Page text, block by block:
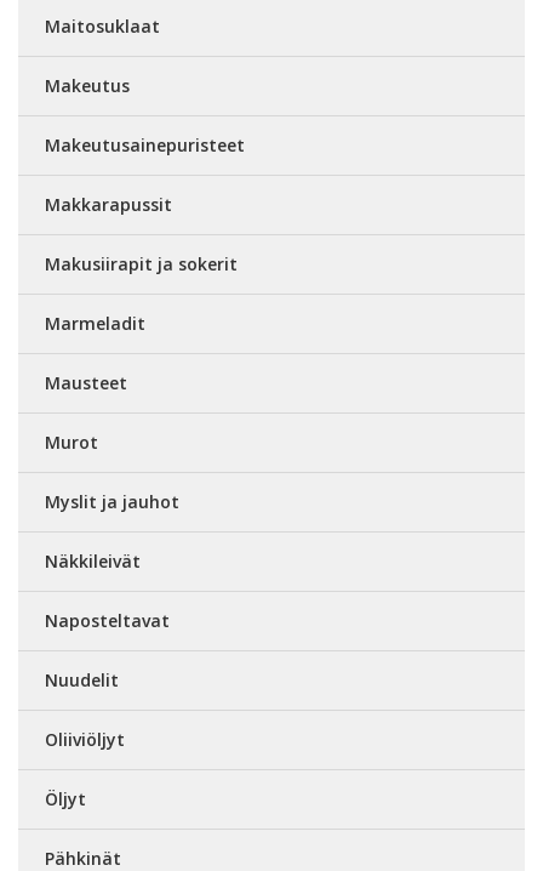
Maitosuklaat
Makeutus
Makeutusainepuristeet
Makkarapussit
Makusiirapit ja sokerit
Marmeladit
Mausteet
Murot
Myslit ja jauhot
Näkkileivät
Naposteltavat
Nuudelit
Oliiviöljyt
Öljyt
Pähkinät